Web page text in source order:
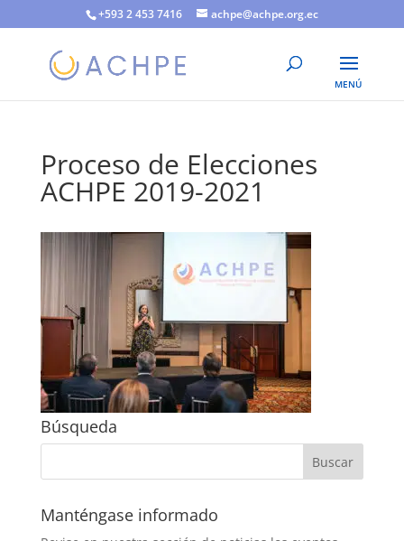
+593 2 453 7416 achpe@achpe.org.ec
Proceso de Elecciones
ACHPE 2019-2021
Búsqueda
Manténgase informado